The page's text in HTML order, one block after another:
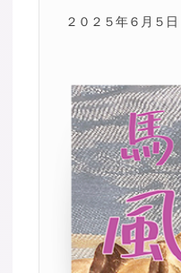
２０２５年６月５日